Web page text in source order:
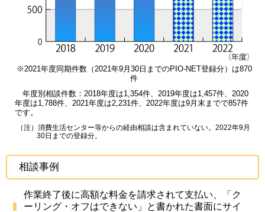
※2021年度同期件数（2021年9月30日までのPIO-NET登録分）は870
件
年度別相談件数：2018年度は1,354件、2019年度は1,457件、2020
年度は1,788件、2021年度は2,231件、2022年度は9月末までで857件
です。
（注）消費生活センター等からの経由相談は含まれていない。2022年9月
30日までの登録分。
相談事例
作業終了後に高額な料金を請求されて支払い、「ク
ーリング・オフはできない」と書かれた書面にサイ